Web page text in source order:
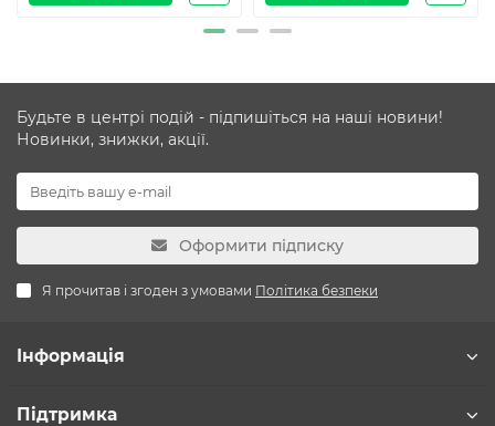
Будьте в центрі подій - підпишіться на наші новини!
Новинки, знижки, акції.
Оформити підписку
Я прочитав і згоден з умовами Політика безпеки
Інформація
Підтримка